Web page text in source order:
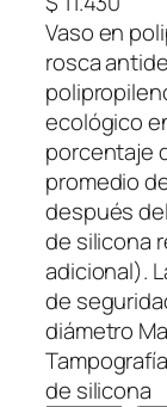
Vaso en
rosca
ecológico
porcentaje
promedio
después
de silicona
adicional).
de
diámetro
de silicona